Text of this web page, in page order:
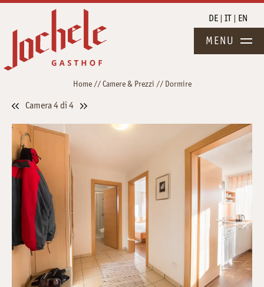
DE IT EN
MENU
Home//Camere & Prezzi // Dormire
Camera 4 di 4